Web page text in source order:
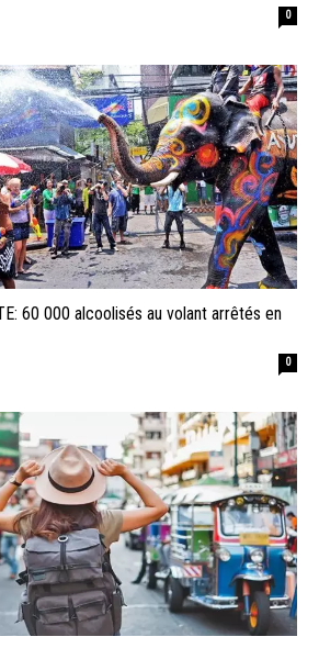
0
60 000 alcoolisés au volant arrêtés en
0